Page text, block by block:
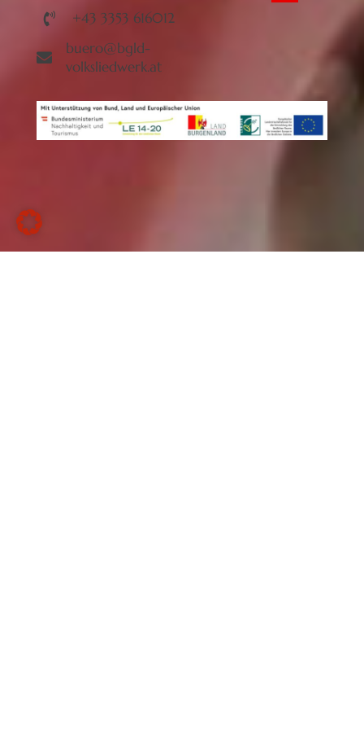
+43 3353 616012
buero@bgld-
volksliedwerk.at